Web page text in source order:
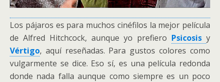
Los pájaros es para muchos cinéfilos la mejor película
de Alfred Hitchcock, aunque yo prefiero Psicosis y
Vértigo, aquí reseñadas. Para gustos colores como
vulgarmente se dice. Eso sí, es una película redonda
donde nada falla aunque como siempre es un poco